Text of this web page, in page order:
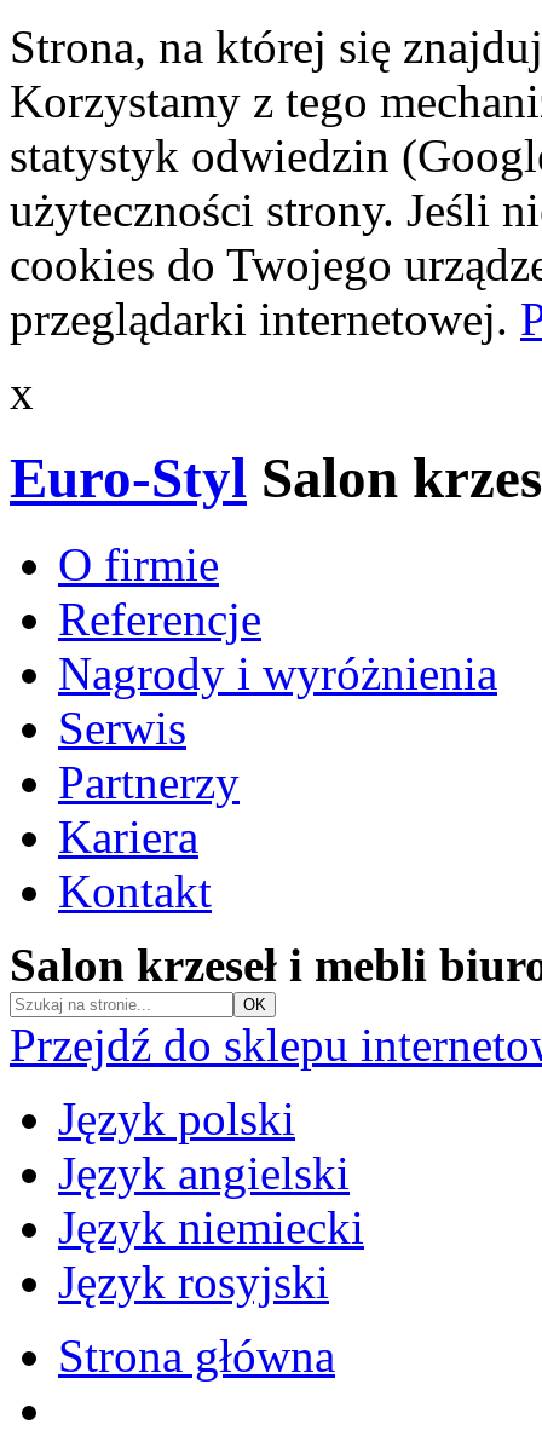
Strona, na której się
Korzystamy z tego
statystyk odwiedzin
użyteczności strony. Jeśli
cookies do Twojego
przeglądarki internetowej.
x
Euro-Styl Salon
O firmie
Referencje
Nagrody i wyróżnienia
Serwis
Partnerzy
Kariera
Kontakt
Salon krzeseł i mebli
Przejdź do sklepu
Język polski
Język angielski
Język niemiecki
Język rosyjski
Strona główna